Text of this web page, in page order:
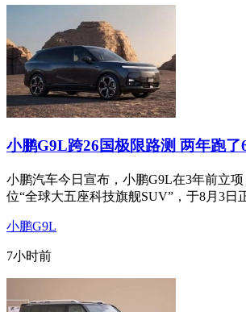
小鹏G9L跨26国极限路测 两年跑了
小鹏汽车今日宣布，小鹏G9L在3年前立
位“全球大五座科技旗舰SUV”，于8月3日
小鹏G9L
7小时前